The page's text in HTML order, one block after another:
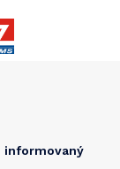
informovaný